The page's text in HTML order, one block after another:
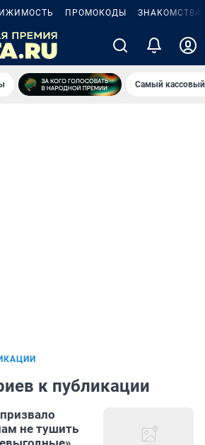
ПРОМОКОДЫ ЗНАКОМСТВА
Самый
к публикации
не тушить